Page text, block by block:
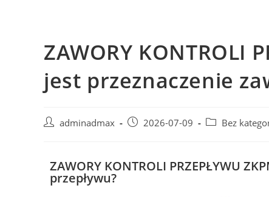
ZAWORY KONTROLI
jest przeznaczenie
adminadmax 2026-07-09 Bez
ZAWORY KONTROLI PRZEPŁYWU
przepływu?